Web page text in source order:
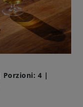
Porzioni: 4 |